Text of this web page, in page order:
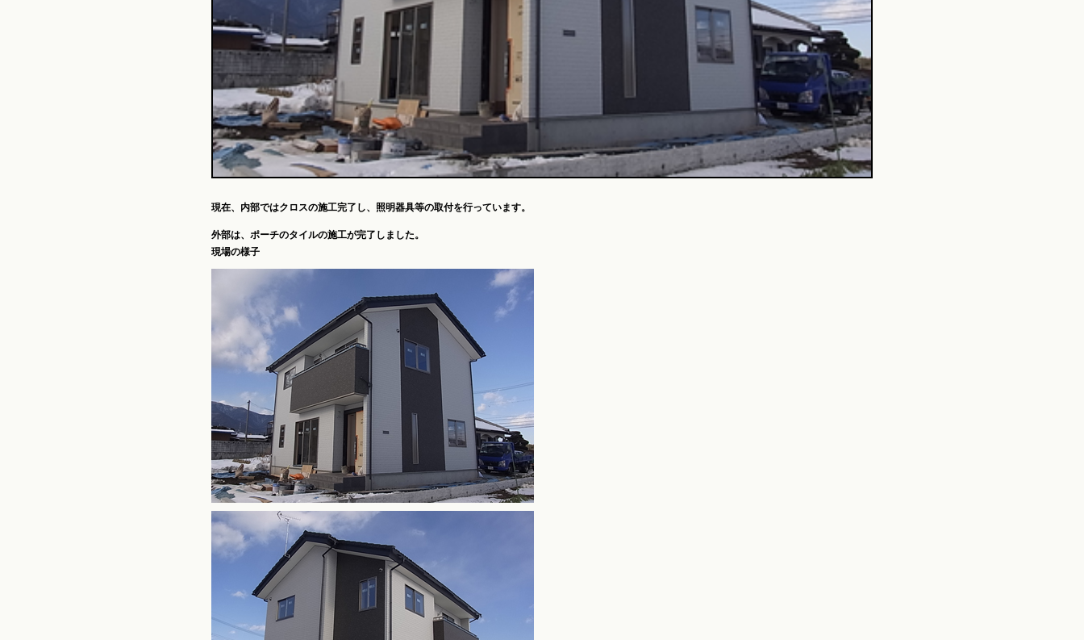
現在、内部ではクロスの施工完了し、照明器具等の取付を行っています。
外部は、ポーチのタイルの施工が完了しました。
現場の様子